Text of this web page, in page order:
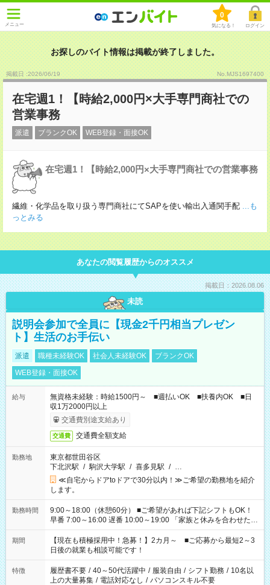
メニュー
0
気になる！ ログイン
お探しのバイト情報は掲載が終了しました。
掲載日 :2026/06/19 No.MJS1697400
在宅週1！【時給2,000円×大手専門商社での
営業事務
派遣 ブランクOK WEB登録・面接OK
在宅週1！【時給2,000円×大手専門商社での営業事務
繊維・化学品を取り扱う専門商社にてSAPを使い輸出入通関手配 ...も
っとみる
あなたの閲覧履歴からのオススメ
掲載日：2026.08.06
未読
説明会参加で全員に【現金2千円相当プレゼン
ト】生活のお手伝い
派遣 職種未経験OK 社会人未経験OK
ブランクOK
WEB登録・面接OK
給与
無資格未経験：時給1500円～ ■週払いOK ■扶養内OK ■日
収1万2000円以上
交通費別途支給あり
交通費 交通費全額支給
勤務地
東京都世田谷区
下北沢駅 / 駒沢大学駅 / 喜多見駅 / …
≪自宅からドアtoドアで30分以内！≫ご希望の勤務地を紹介
します。
勤務時間
9:00～18:00（休憩60分） ■ご希望があれば下記シフトもOK！
早番 7:00～16:00 遅番 10:00～19:00 「家族と休みを合わせた
い」 「余裕を持って夕飯の準備がしたい」 「できれば残業はし
たくない」 など、ご希望を教えてくださいね。 ※Wワーク希望
の方へ 今ご覧のお仕事で希望する勤務時間と、もう1つのお仕事
の勤務時間。 合計で週40時間を超える場合は応募できません。
期間
【現在も積極採用中！急募！】2カ月～ ■ご応募から最短2～3
日後の就業も相談可能です！
特徴 履歴書不要 / 40～50代活躍中 / 服装自由 / シフト勤務 / 10名以
上の大量募集 / 電話対応なし / パソコンスキル不要